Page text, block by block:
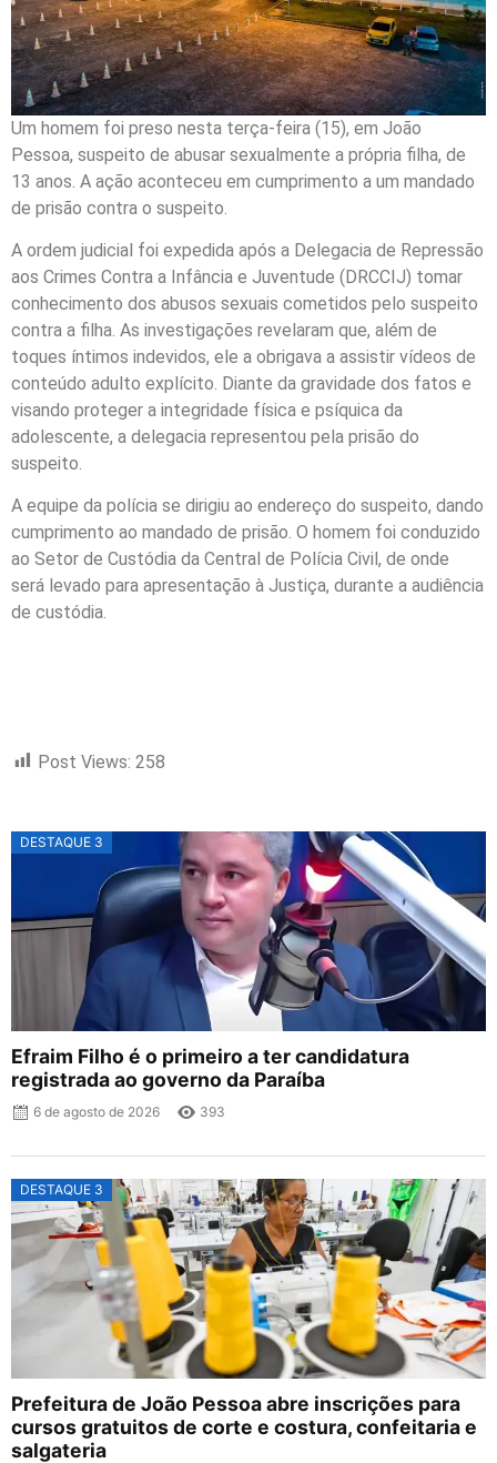
Um homem foi preso nesta terça-feira (15), em João
Pessoa, suspeito de abusar sexualmente a própria filha, de
13 anos. A ação aconteceu em cumprimento a um mandado
de prisão contra o suspeito.
A ordem judicial foi expedida após a Delegacia de Repressão
aos Crimes Contra a Infância e Juventude (DRCCIJ) tomar
conhecimento dos abusos sexuais cometidos pelo suspeito
contra a filha. As investigações revelaram que, além de
toques íntimos indevidos, ele a obrigava a assistir vídeos de
conteúdo adulto explícito. Diante da gravidade dos fatos e
visando proteger a integridade física e psíquica da
adolescente, a delegacia representou pela prisão do
suspeito.
A equipe da polícia se dirigiu ao endereço do suspeito, dando
cumprimento ao mandado de prisão. O homem foi conduzido
ao Setor de Custódia da Central de Polícia Civil, de onde
será levado para apresentação à Justiça, durante a audiência
de custódia.
Post Views: 258
DESTAQUE 3
Efraim Filho é o primeiro a ter candidatura
registrada ao governo da Paraíba
6 de agosto de 2026 393
DESTAQUE 3
Prefeitura de João Pessoa abre inscrições para
cursos gratuitos de corte e costura, confeitaria e
salgateria